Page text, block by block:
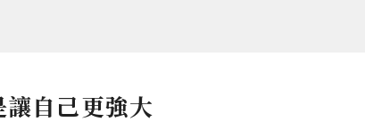
自己更強大